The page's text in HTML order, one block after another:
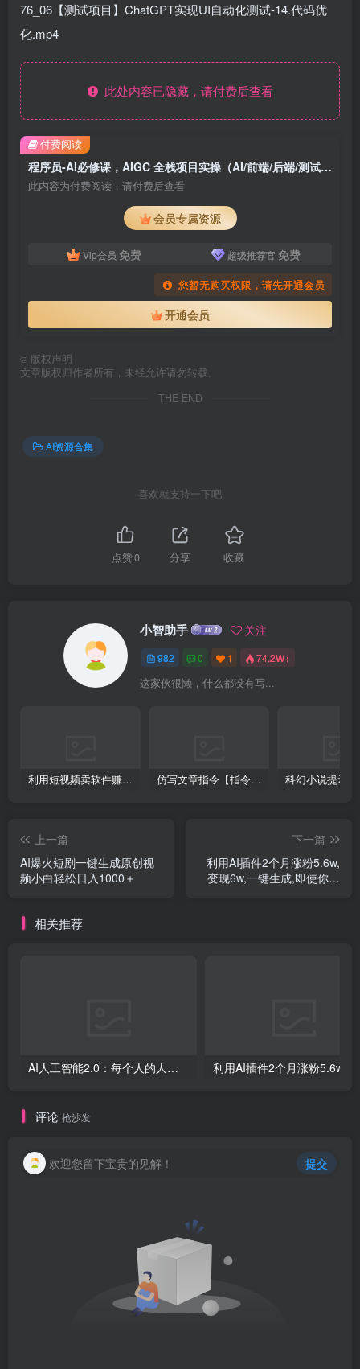
76_06【测试项目】ChatGPT实现UI自动化测试-14.代码优
化.mp4
此处内容已隐藏，请付费后查看
程序员-AI必修课，AIGC 全栈项目实操（AI/前端/后端/测试/运维)
此内容为付费阅读，请付费后查看
会员专属资源
Vip会员 免费 超级推荐官 免费
您暂无购买权限，请先开通会员
开通会员
付费阅读
© 版权声明
文章版权归作者所有，未经允许请勿转载。
THE END
AI资源合集
喜欢就支持一下吧
点赞0 分享 收藏
小智助手 关注
982 0 1 74.2W+
这家伙很懒，什么都没有写...
利用短视频卖软件赚钱，新手小白轻松月入10000+！ 仿写文章指令【指令+教程】
上一篇
AI爆火短剧一键生成原创视
频小白轻松日入1000＋
下一篇
利用AI插件2个月涨粉5.6w,
变现6w,一键生成,即使你不
相关推荐
AI人工智能2.0：每个人的人工智能课：从现在开始学习AI（38节课）
评论 抢沙发
欢迎您留下宝贵的见解！ 提交